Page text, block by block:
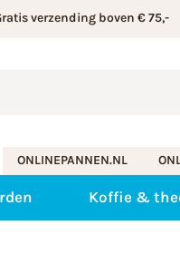
verzending boven € 75,-
ONLINEPANNEN.NL
Koffie &